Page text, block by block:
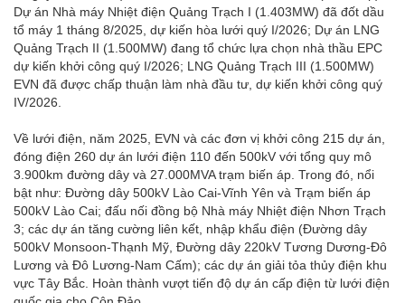
Dự án Nhà máy Nhiệt điện Quảng Trạch I (1.403MW) đã đốt dầu
tổ máy 1 tháng 8/2025, dự kiến hòa lưới quý I/2026; Dự án LNG
Quảng Trạch II (1.500MW) đang tổ chức lựa chọn nhà thầu EPC
dự kiến khởi công quý I/2026; LNG Quảng Trạch III (1.500MW)
EVN đã được chấp thuận làm nhà đầu tư, dự kiến khởi công quý
IV/2026.
Về lưới điện, năm 2025, EVN và các đơn vị khởi công 215 dự án,
đóng điện 260 dự án lưới điện 110 đến 500kV với tổng quy mô
3.900km đường dây và 27.000MVA trạm biến áp. Trong đó, nổi
bật như: Đường dây 500kV Lào Cai-Vĩnh Yên và Trạm biến áp
500kV Lào Cai; đấu nối đồng bộ Nhà máy Nhiệt điện Nhơn Trạch
3; các dự án tăng cường liên kết, nhập khẩu điện (Đường dây
500kV Monsoon-Thạnh Mỹ, Đường dây 220kV Tương Dương-Đô
Lương và Đô Lương-Nam Cấm); các dự án giải tỏa thủy điện khu
vực Tây Bắc. Hoàn thành vượt tiến độ dự án cấp điện từ lưới điện